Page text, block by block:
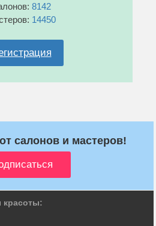
8142
14450
салонов и мастеров!
красоты: